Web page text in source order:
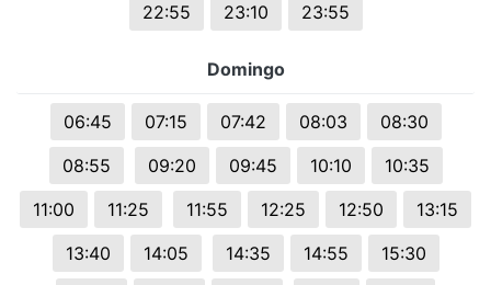
22:55
23:10 23:55
Domingo
06:45 07:15 07:42 08:03
08:30
08:55
09:20 09:45 10:10
10:35
11:00
11:25 11:55 12:25 12:50
13:15
13:40
14:05 14:35 14:55
15:30